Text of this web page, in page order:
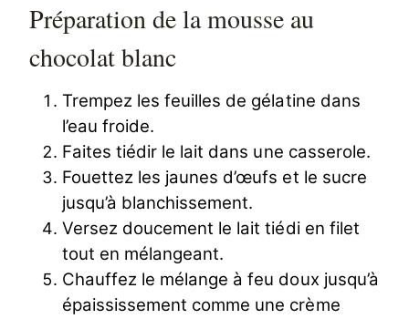
Préparation de la mousse au
chocolat blanc
Trempez les feuilles de gélatine dans
l’eau froide.
Faites tiédir le lait dans une casserole.
Fouettez les jaunes d’œufs et le sucre
jusqu’à blanchissement.
Versez doucement le lait tiédi en filet
tout en mélangeant.
Chauffez le mélange à feu doux jusqu’à
épaississement comme une crème